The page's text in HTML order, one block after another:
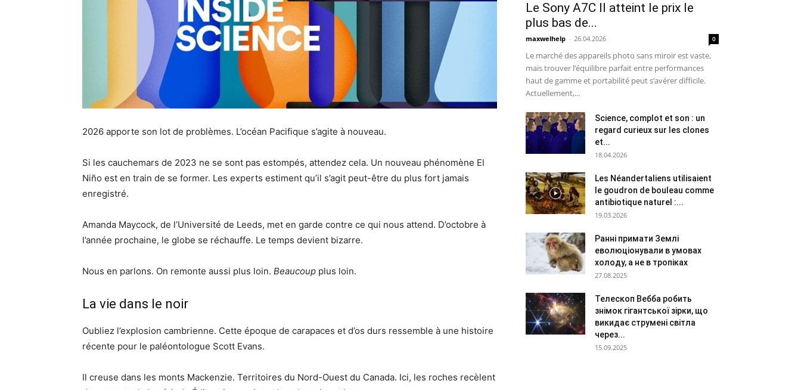
2026 apporte son lot de problèmes. L’océan Pacifique s’agite à nouveau.
Si les cauchemars de 2023 ne se sont pas estompés, attendez cela. Un nouveau phénomène El
Niño est en train de se former. Les experts estiment qu’il s’agit peut-être du plus fort jamais
enregistré.
Amanda Maycock, de l’Université de Leeds, met en garde contre ce qui nous attend. D’octobre à
l’année prochaine, le globe se réchauffe. Le temps devient bizarre.
Nous en parlons. On remonte aussi plus loin. Beaucoup plus loin.
La vie dans le noir
Oubliez l’explosion cambrienne. Cette époque de carapaces et d’os durs ressemble à une histoire
récente pour le paléontologue Scott Evans.
Il creuse dans les monts Mackenzie. Territoires du Nord-Ouest du Canada. Ici, les roches recèlent
Le Sony A7C II atteint le prix le
plus bas de...
maxwelhelp - 26.04.2026 0
Le marché des appareils photo sans miroir est vaste,
mais trouver l’équilibre parfait entre performances
haut de gamme et portabilité peut s’avérer difficile.
Actuellement,...
Science, complot et son : un
regard curieux sur les clones
et...
18.04.2026
Les Néandertaliens utilisaient
le goudron de bouleau comme
antibiotique naturel :...
19.03.2026
Ранні примати Землі
еволюціонували в умовах
холоду, а не в тропіках
27.08.2025
Телескоп Вебба робить
знімок гігантської зірки, що
викидає струмені світла
через...
15.09.2025